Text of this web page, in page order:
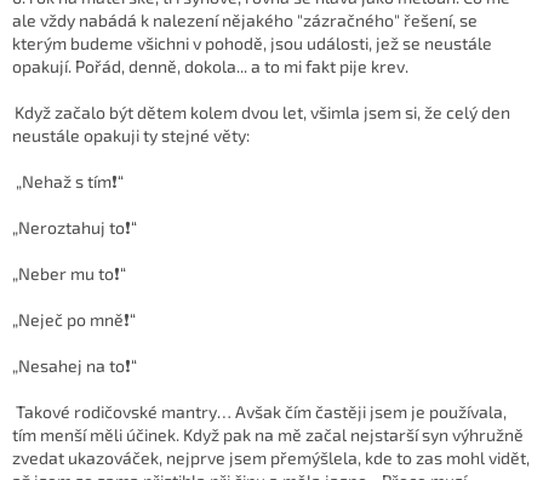
ale vždy nabádá k nalezení nějakého "zázračného" řešení, se
kterým budeme všichni v pohodě, jsou události, jež se neustále
opakují. Pořád, denně, dokola... a to mi fakt pije krev.
Když začalo být dětem kolem dvou let, všimla jsem si, že celý den
neustále opakuji ty stejné věty:
„Nehaž s tím❗️“
„Neroztahuj to❗️“
„Neber mu to❗️“
„Neječ po mně❗️“
„Nesahej na to❗️“
Takové rodičovské mantry… Avšak čím častěji jsem je používala,
tím menší měli účinek. Když pak na mě začal nejstarší syn výhružně
zvedat ukazováček, nejprve jsem přemýšlela, kde to zas mohl vidět,